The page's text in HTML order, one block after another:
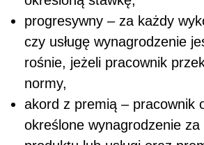
progresywny – za każdy
czy usługę wynagrodzenie
rośnie, jeżeli pracownik
normy,
akord z premią – pracownik
określone wynagrodzenie za